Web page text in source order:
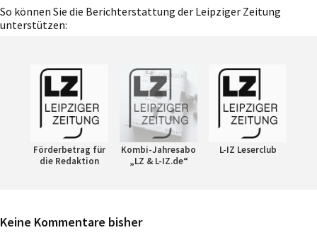
So können Sie die Berichterstattung der Leipziger Zeitung
unterstützen:
Förderbetrag für
die Redaktion
Kombi-Jahresabo
„LZ & L-IZ.de“
L-IZ Leserclub
Keine Kommentare bisher